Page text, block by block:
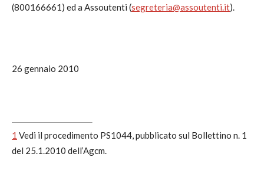
(800166661) ed a Assoutenti (segreteria@assoutenti.it).
26 gennaio 2010
1 Vedi il procedimento PS1044, pubblicato sul Bollettino n. 1
del 25.1.2010 dell’Agcm.